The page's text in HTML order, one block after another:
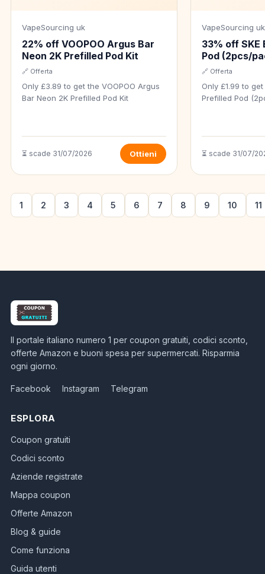
VapeSourcing uk
22% off VOOPOO Argus Bar
Neon 2K Prefilled Pod Kit
🔗 Offerta
Only £3.89 to get the VOOPOO Argus
Bar Neon 2K Prefilled Pod Kit
⏳ scade 31/07/2026 Ottieni
VapeSourcing uk
33% off
Pod (2pcs/
🔗 Offerta
Only £1.99 to
Prefilled Pod
⏳ scade 31/07/
1 2 3 4 5 6 7 8 9 10 11
Il portale italiano numero 1 per coupon gratuiti, codici sconto,
offerte Amazon e buoni spesa per supermercati. Risparmia
ogni giorno.
Facebook Instagram Telegram
ESPLORA
Coupon gratuiti
Codici sconto
Aziende registrate
Mappa coupon
Offerte Amazon
Blog & guide
Come funziona
Guida utenti